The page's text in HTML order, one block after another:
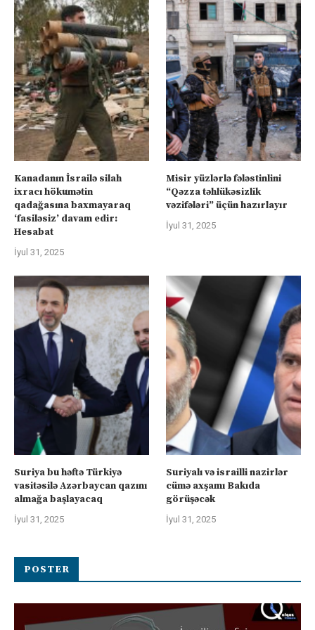
Kanadanın İsrailə silah
ixracı hökumətin
qadağasına baxmayaraq
‘fasiləsiz’ davam edir:
Hesabat
İyul 31, 2025
Misir yüzlərlə fələstinlini
“Qəzza təhlükəsizlik
vəzifələri” üçün hazırlayır
İyul 31, 2025
Suriya bu həftə Türkiyə
vasitəsilə Azərbaycan qazını
almağa başlayacaq
İyul 31, 2025
Suriyalı və israilli nazirlər
cümə axşamı Bakıda
görüşəcək
İyul 31, 2025
POSTER